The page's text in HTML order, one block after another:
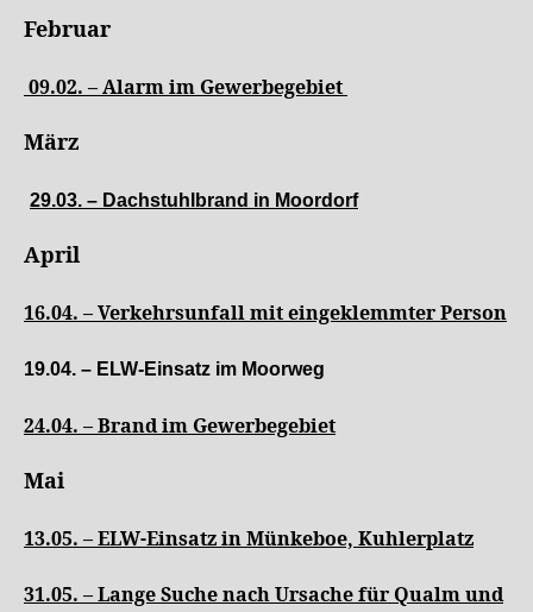
Februar
09.02. – Alarm im Gewerbegebiet
März
29.03. – Dachstuhlbrand in Moordorf
April
16.04. – Verkehrsunfall mit eingeklemmter Person
19.04. – ELW-Einsatz im Moorweg
24.04. – Brand im Gewerbegebiet
Mai
13.05. – ELW-Einsatz in Münkeboe, Kuhlerplatz
31.05. – Lange Suche nach Ursache für Qualm und